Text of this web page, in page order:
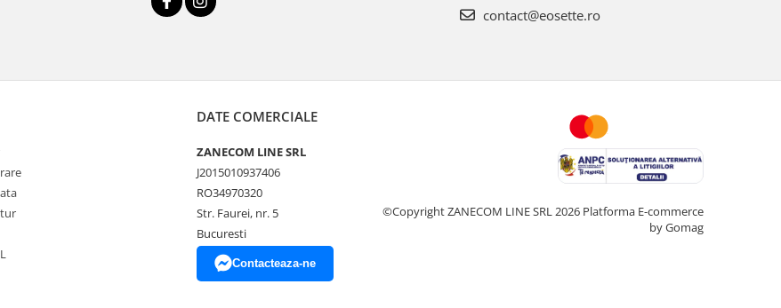
contact@eosette.ro
DATE COMERCIALE
ZANECOM LINE SRL
J2015010937406
RO34970320
Str. Faurei, nr. 5
Bucuresti
Contacteaza-ne
©Copyright ZANECOM LINE SRL 2026 Platforma E-commerce
by Gomag